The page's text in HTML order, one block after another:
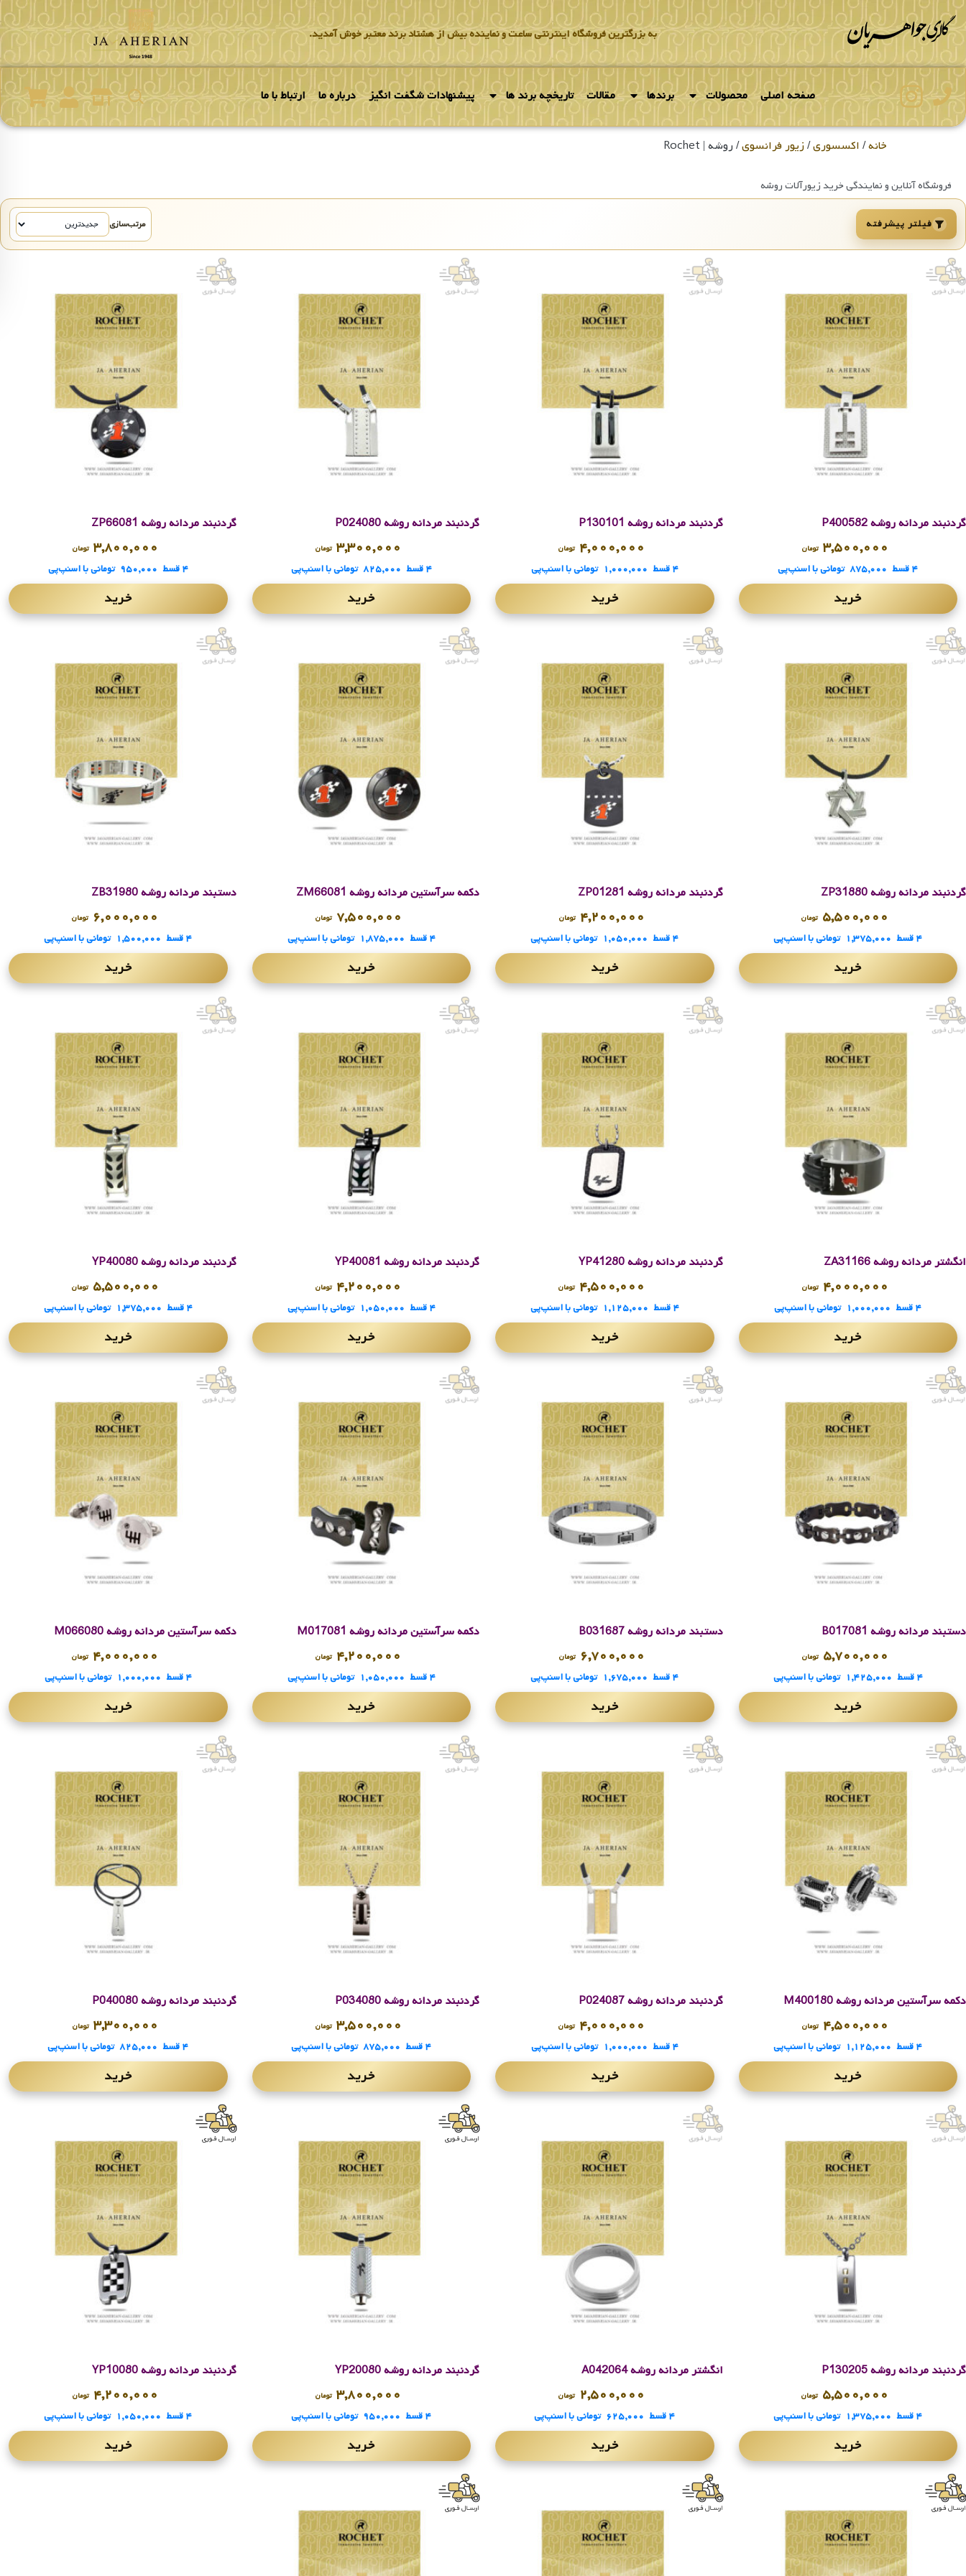
انواع زیورآلات روشه ROCHET مردانه و زنانه با بهترین قیمت به بزرگترین فروشگاه اینترنتی ساعت و نماینده بیش از هشتاد برند معتبر خوش آمدید.
صفحه اصلی محصولات برندها مقالات تاریخچه برند ها پیشنهادات شگفت انگیز درباره ما ارتباط با ما
خانه/ اکسسوری/زیور فرانسوی/ روشه | Rochet
فروشگاه آنلاین و نمایندگی خرید زیورآلات روشه
فیلتر پیشرفته مرتب‌سازی
گردنبند مردانه روشه P400582
۳,۵۰۰,۰۰۰ تومان
۴ قسط ۸۷۵,۰۰۰ تومانیبا اسنپ‌پی
خرید
گردنبند مردانه روشه P130101
۴,۰۰۰,۰۰۰ تومان
۴ قسط ۱,۰۰۰,۰۰۰ تومانیبا اسنپ‌پی
خرید
گردنبند مردانه روشه P024080
۳,۳۰۰,۰۰۰ تومان
۴ قسط ۸۲۵,۰۰۰ تومانیبا اسنپ‌پی
خرید
گردنبند مردانه روشه ZP66081
۳,۸۰۰,۰۰۰ تومان
۴ قسط ۹۵۰,۰۰۰ تومانیبا اسنپ‌پی
خرید
گردنبند مردانه روشه ZP31880
۵,۵۰۰,۰۰۰ تومان
۴ قسط ۱,۳۷۵,۰۰۰ تومانیبا اسنپ‌پی
خرید
گردنبند مردانه روشه ZP01281
۴,۲۰۰,۰۰۰ تومان
۴ قسط ۱,۰۵۰,۰۰۰ تومانیبا اسنپ‌پی
خرید
دکمه سرآستین مردانه روشه ZM66081
۷,۵۰۰,۰۰۰ تومان
۴ قسط ۱,۸۷۵,۰۰۰ تومانیبا اسنپ‌پی
خرید
دستبند مردانه روشه ZB31980
۶,۰۰۰,۰۰۰ تومان
۴ قسط ۱,۵۰۰,۰۰۰ تومانیبا اسنپ‌پی
خرید
انگشتر مردانه روشه ZA31166
۴,۰۰۰,۰۰۰ تومان
۴ قسط ۱,۰۰۰,۰۰۰ تومانیبا اسنپ‌پی
خرید
گردنبند مردانه روشه YP41280
۴,۵۰۰,۰۰۰ تومان
۴ قسط ۱,۱۲۵,۰۰۰ تومانیبا اسنپ‌پی
خرید
گردنبند مردانه روشه YP40081
۴,۲۰۰,۰۰۰ تومان
۴ قسط ۱,۰۵۰,۰۰۰ تومانیبا اسنپ‌پی
خرید
گردنبند مردانه روشه YP40080
۵,۵۰۰,۰۰۰ تومان
۴ قسط ۱,۳۷۵,۰۰۰ تومانیبا اسنپ‌پی
خرید
دستبند مردانه روشه B017081
۵,۷۰۰,۰۰۰ تومان
۴ قسط ۱,۴۲۵,۰۰۰ تومانیبا اسنپ‌پی
خرید
دستبند مردانه روشه B031687
۶,۷۰۰,۰۰۰ تومان
۴ قسط ۱,۶۷۵,۰۰۰ تومانیبا اسنپ‌پی
خرید
دکمه سرآستین مردانه روشه M017081
۴,۲۰۰,۰۰۰ تومان
۴ قسط ۱,۰۵۰,۰۰۰ تومانیبا اسنپ‌پی
خرید
دکمه سرآستین مردانه روشه M066080
۴,۰۰۰,۰۰۰ تومان
۴ قسط ۱,۰۰۰,۰۰۰ تومانیبا اسنپ‌پی
خرید
دکمه سرآستین مردانه روشه M400180
۴,۵۰۰,۰۰۰ تومان
۴ قسط ۱,۱۲۵,۰۰۰ تومانیبا اسنپ‌پی
خرید
گردنبند مردانه روشه P024087
۴,۰۰۰,۰۰۰ تومان
۴ قسط ۱,۰۰۰,۰۰۰ تومانیبا اسنپ‌پی
خرید
گردنبند مردانه روشه P034080
۳,۵۰۰,۰۰۰ تومان
۴ قسط ۸۷۵,۰۰۰ تومانیبا اسنپ‌پی
خرید
گردنبند مردانه روشه P040080
۳,۳۰۰,۰۰۰ تومان
۴ قسط ۸۲۵,۰۰۰ تومانیبا اسنپ‌پی
خرید
گردنبند مردانه روشه P130205
۵,۵۰۰,۰۰۰ تومان
۴ قسط ۱,۳۷۵,۰۰۰ تومانیبا اسنپ‌پی
خرید
انگشتر مردانه روشه A042064
۲,۵۰۰,۰۰۰ تومان
۴ قسط ۶۲۵,۰۰۰ تومانیبا اسنپ‌پی
خرید
گردنبند مردانه روشه YP20080
۳,۸۰۰,۰۰۰ تومان
۴ قسط ۹۵۰,۰۰۰ تومانیبا اسنپ‌پی
خرید
گردنبند مردانه روشه YP10080
۴,۲۰۰,۰۰۰ تومان
۴ قسط ۱,۰۵۰,۰۰۰ تومانیبا اسنپ‌پی
خرید